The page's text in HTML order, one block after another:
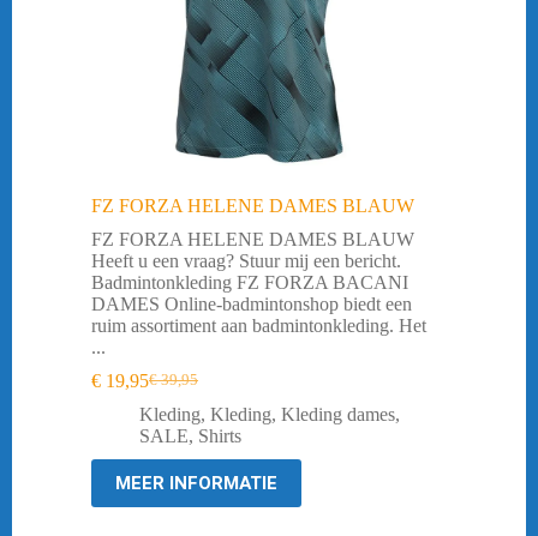
FZ FORZA HELENE DAMES BLAUW
FZ FORZA HELENE DAMES BLAUW
Heeft u een vraag? Stuur mij een bericht.
Badmintonkleding FZ FORZA BACANI
DAMES Online-badmintonshop biedt een
ruim assortiment aan badmintonkleding. Het
...
€39,95
Oorspronkelijke
prijs
was:
€ 19,95Huidige
prijs
is:
Kleding, Kleding, Kleding dames,
SALE, Shirts
MEER INFORMATIE